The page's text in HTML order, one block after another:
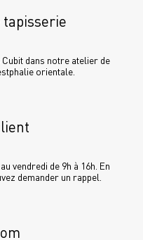
dans notre atelier de
orientale.
vendredi de 9h à 16h. En
demander un rappel.